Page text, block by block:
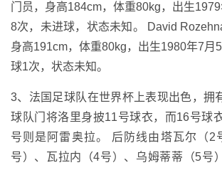
门员，身高184cm，体重80kg，出生
8次，未进球，状态未知。 David
身高191cm，体重80kg，出生1980年7月
球1次，状态未知。
3、法国足球队在世界杯上表现出色，拥
球队门将洛里身披11号球衣，而16号球
号则是阿雷奥拉。 后防线由塔瓦尔（2
号）、瓦拉内（4号）、乌姆蒂蒂（5号